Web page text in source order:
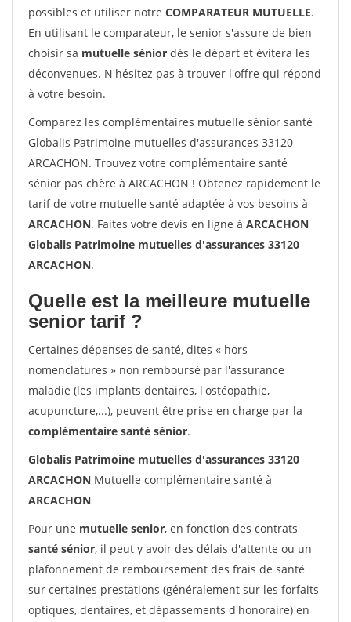
possibles et utiliser notre COMPARATEUR MUTUELLE.
En utilisant le comparateur, le senior s'assure de bien
choisir sa mutuelle sénior dès le départ et évitera les
déconvenues. N'hésitez pas à trouver l'offre qui répond
à votre besoin.
Comparez les complémentaires mutuelle sénior santé
Globalis Patrimoine mutuelles d'assurances 33120
ARCACHON. Trouvez votre complémentaire santé
sénior pas chère à ARCACHON ! Obtenez rapidement le
tarif de votre mutuelle santé adaptée à vos besoins à
ARCACHON. Faites votre devis en ligne à ARCACHON
Globalis Patrimoine mutuelles d'assurances 33120
ARCACHON.
Quelle est la meilleure mutuelle
senior tarif ?
Certaines dépenses de santé, dites « hors
nomenclatures » non remboursé par l'assurance
maladie (les implants dentaires, l'ostéopathie,
acupuncture,...), peuvent être prise en charge par la
complémentaire santé sénior.
Globalis Patrimoine mutuelles d'assurances 33120
ARCACHON Mutuelle complémentaire santé à
ARCACHON
Pour une mutuelle senior, en fonction des contrats
santé sénior, il peut y avoir des délais d'attente ou un
plafonnement de remboursement des frais de santé
sur certaines prestations (généralement sur les forfaits
optiques, dentaires, et dépassements d'honoraire) en